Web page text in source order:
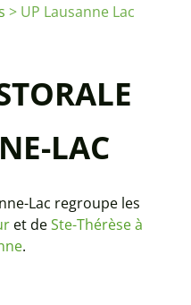
> UP Lausanne Lac
LAC
Lac regroupe les
et deSte-Thérèse à
.